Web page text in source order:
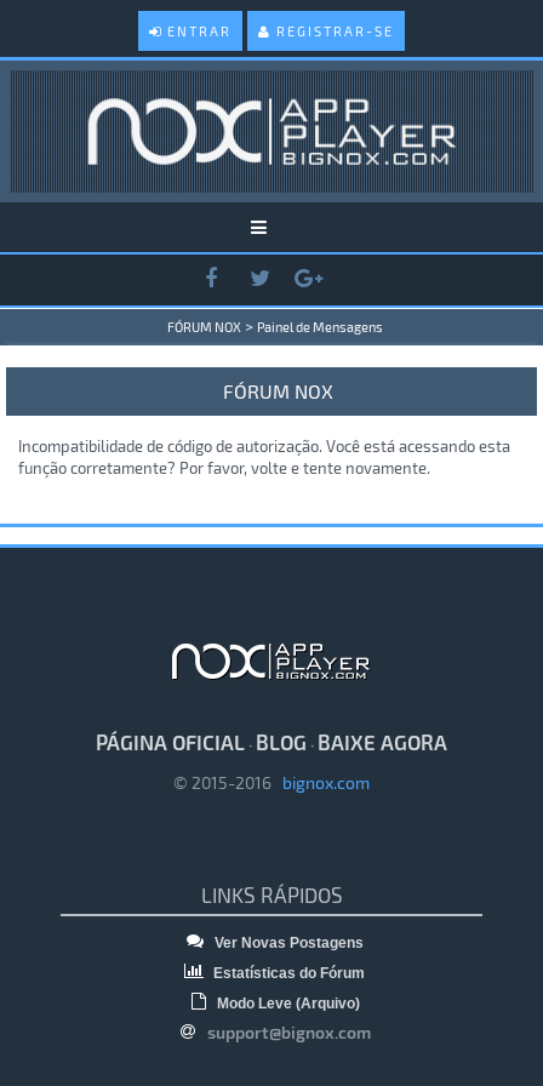
ENTRAR REGISTRAR-SE
FÓRUM NOX > Painel de Mensagens
FÓRUM NOX
Incompatibilidade de código de autorização. Você está acessando esta
função corretamente? Por favor, volte e tente novamente.
PÁGINA OFICIAL · BLOG · BAIXE AGORA
© 2015-2016 bignox.com
LINKS RÁPIDOS
Ver Novas Postagens
Estatísticas do Fórum
Modo Leve (Arquivo)
support@bignox.com